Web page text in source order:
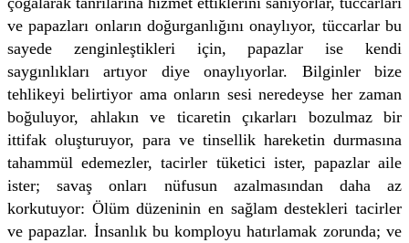
ve papazları onların doğurganlığını onaylıyor, tüccarlar bu
sayede zenginleştikleri için, papazlar ise kendi
saygınlıkları artıyor diye onaylıyorlar. Bilginler bize
tehlikeyi belirtiyor ama onların sesi neredeyse her zaman
boğuluyor, ahlakın ve ticaretin çıkarları bozulmaz bir
ittifak oluşturuyor, para ve tinsellik hareketin durmasına
tahammül edemezler, tacirler tüketici ister, papazlar aile
ister; savaş onları nüfusun azalmasından daha az
korkutuyor: Ölüm düzeninin en sağlam destekleri tacirler
ve papazlar. İnsanlık bu komployu hatırlamak zorunda; ve